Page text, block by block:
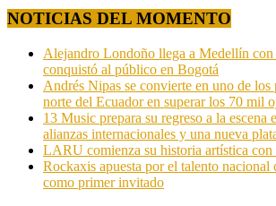
NOTICIAS DEL MOMENTO
Alejandro Londoño llega a Medellín con
conquistó al público en Bogotá
Andrés Nipas se convierte en uno de los
norte del Ecuador en superar los 70 mil
13 Music prepara su regreso a la escena
alianzas internacionales y una nueva
LARU comienza su historia artística con
Rockaxis apuesta por el talento nacional
como primer invitado